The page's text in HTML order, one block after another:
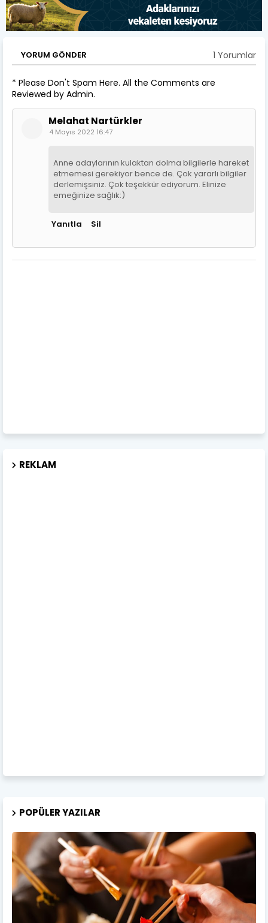
YORUM GÖNDER 1 Yorumlar
* Please Don't Spam Here. All the Comments are
Reviewed by Admin.
Melahat Nartürkler
4 Mayıs 2022 16:47
Anne adaylarının kulaktan dolma bilgilerle hareket
etmemesi gerekiyor bence de. Çok yararlı bilgiler
derlemişsiniz. Çok teşekkür ediyorum. Elinize
emeğinize sağlık:)
Yanıtla Sil
REKLAM
POPÜLER YAZILAR